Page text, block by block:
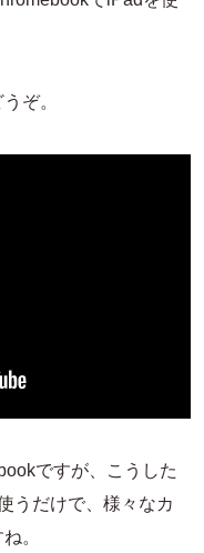
ぞ。
ですが、こうした
うだけで、様々なカ
。